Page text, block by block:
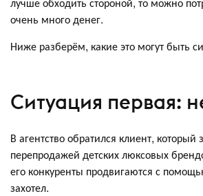
очень много денег.
Ниже разберём, какие это могут быть
Ситуация первая:
В агентство обратился клиент, который
перепродажей детских люксовых
его конкуренты продвигаются с
захотел.